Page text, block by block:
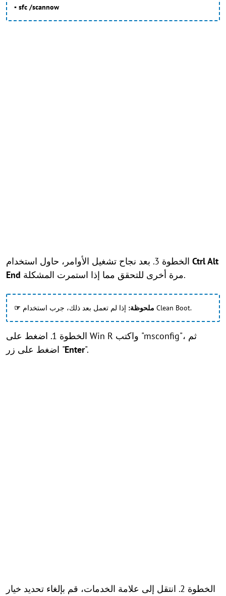
▪ sfc /scannow
Ctrl Alt
End
مرة أخرى للتحقق مما إذا استمرت المشكلة.
☞ ملحوظة: إذا لم تعمل بعد ذلك، جرب استخدام Clean Boot.
الخطوة 1. اضغط على Win R واكتب "msconfig"، ثم
اضغط على زر "Enter".
الخطوة 2. انتقل إلى علامة الخدمات، قم بإلغاء تحديد خيار